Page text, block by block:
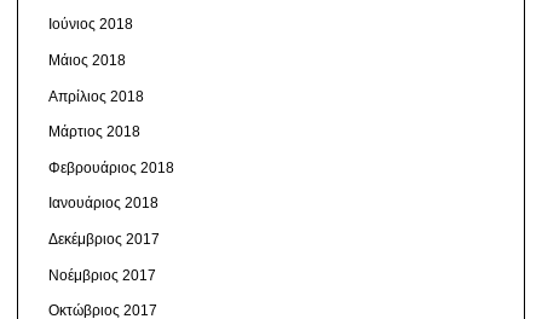
Ιούνιος 2018
Μάιος 2018
Απρίλιος 2018
Μάρτιος 2018
Φεβρουάριος 2018
Ιανουάριος 2018
Δεκέμβριος 2017
Νοέμβριος 2017
Οκτώβριος 2017